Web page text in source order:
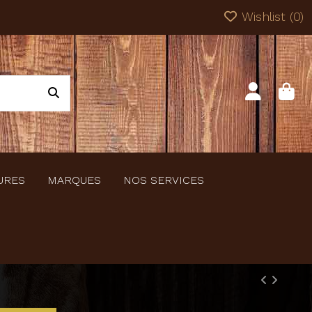
Wishlist (0)
MARQUES NOS SERVICES